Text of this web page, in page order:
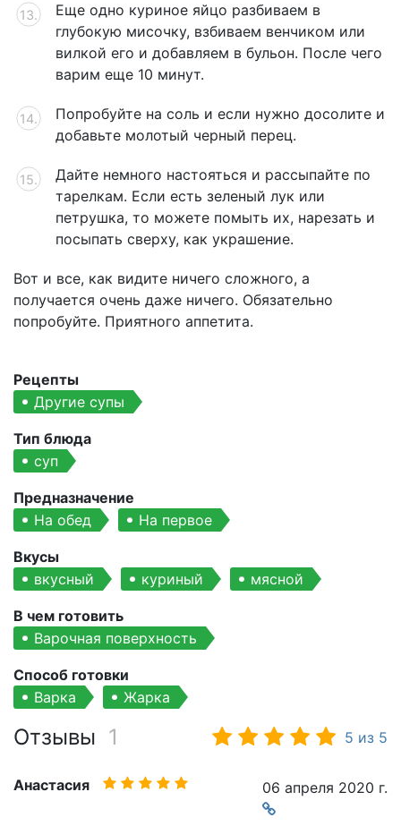
Еще одно куриное яйцо разбиваем в
глубокую мисочку, взбиваем венчиком или
вилкой его и добавляем в бульон. После чего
варим еще 10 минут.
Попробуйте на соль и если нужно досолите и
добавьте молотый черный перец.
Дайте немного настояться и рассыпайте по
тарелкам. Если есть зеленый лук или
петрушка, то можете помыть их, нарезать и
посыпать сверху, как украшение.
Вот и все, как видите ничего сложного, а
получается очень даже ничего. Обязательно
попробуйте. Приятного аппетита.
Рецепты
Другие супы
Тип блюда
суп
Предназначение
На обед
На первое
Вкусы
вкусный
куриный мясной
В чем готовить
Варочная поверхность
Способ готовки
Варка
Жарка
Отзывы 1 5 из 5
06 апреля 2020 г.
Анастасия